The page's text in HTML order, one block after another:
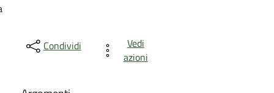
Condividi
Vedi
azioni